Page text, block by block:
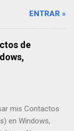
todo el tiempo.
encontrar una
un navegador
por completo mi
te contaré
enseñaré paso
darle una
la palabra
ENTRAR »
de
mis Contactos
en Windows,